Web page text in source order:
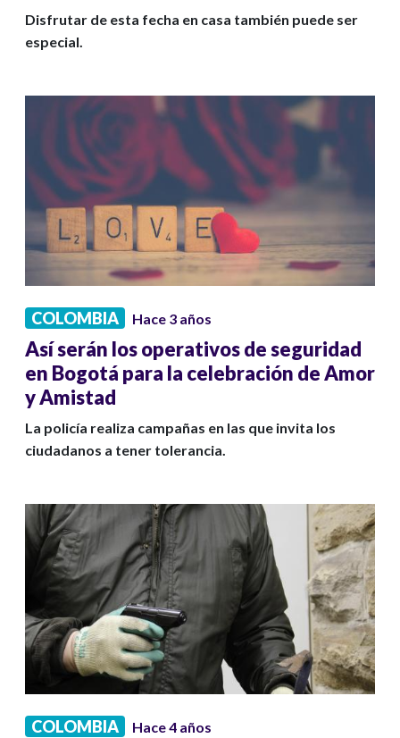
Disfrutar de esta fecha en casa también puede ser
especial.
COLOMBIA Hace 3 años
Así serán los operativos de seguridad
en Bogotá para la celebración de Amor
y Amistad
La policía realiza campañas en las que invita los
ciudadanos a tener tolerancia.
COLOMBIA Hace 4 años